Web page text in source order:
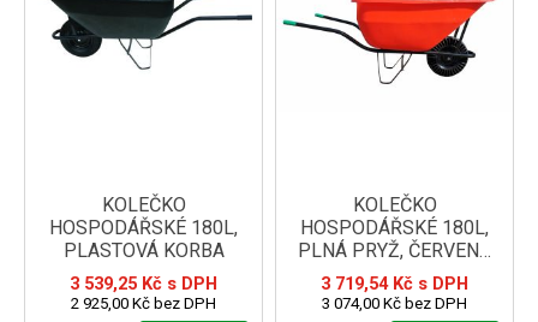
KOLEČKO
HOSPODÁŘSKÉ 180L,
PLASTOVÁ KORBA
3 539,25 Kč s DPH
2 925,00 Kč bez DPH
KOLEČKO
HOSPODÁŘSKÉ 180L,
PLNÁ PRYŽ, ČERVENÁ
KORBA
3 719,54 Kč s DPH
3 074,00 Kč bez DPH